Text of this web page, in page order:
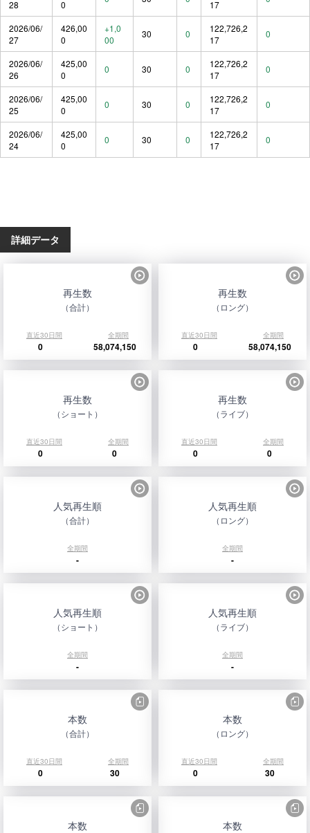
28 0 17
2026/06/
27
426,00
0
+1,0
00
30 0
122,726,2
17
0
2026/06/
26
425,00
0
0 30 0
122,726,2
17
0
2026/06/
25
425,00
0
0 30 0
122,726,2
17
0
2026/06/
24
425,00
0
0 30 0
122,726,2
17
0
詳細データ
再生数
（合計）
直近30日間 全期間
0 58,074,150
再生数
（ロング）
直近30日間 全期間
0 58,074,150
再生数
（ショート）
直近30日間 全期間
0 0
再生数
（ライブ）
直近30日間 全期間
0 0
人気再生順
（合計）
全期間
-
人気再生順
（ロング）
全期間
-
人気再生順
（ショート）
全期間
-
人気再生順
（ライブ）
全期間
-
本数
（合計）
直近30日間 全期間
0 30
本数
（ロング）
直近30日間 全期間
0 30
本数 本数